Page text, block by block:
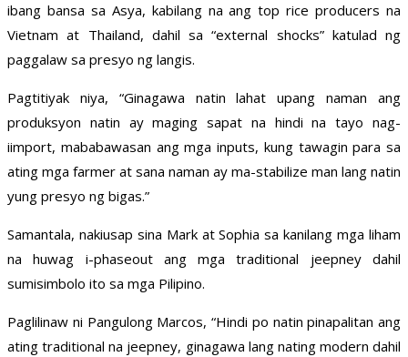
ibang bansa sa Asya, kabilang na ang top rice producers na
Vietnam at Thailand, dahil sa “external shocks” katulad ng
paggalaw sa presyo ng langis.
Pagtitiyak niya, “Ginagawa natin lahat upang naman ang
produksyon natin ay maging sapat na hindi na tayo nag-
iimport, mababawasan ang mga inputs, kung tawagin para sa
ating mga farmer at sana naman ay ma-stabilize man lang natin
yung presyo ng bigas.”
Samantala, nakiusap sina Mark at Sophia sa kanilang mga liham
na huwag i-phaseout ang mga traditional jeepney dahil
sumisimbolo ito sa mga Pilipino.
Paglilinaw ni Pangulong Marcos, “Hindi po natin pinapalitan ang
ating traditional na jeepney, ginagawa lang nating modern dahil